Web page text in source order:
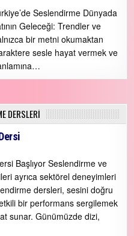
Seslendirme Dünyada
Geleceği: Trendler ve
bir metni okumaktan
sesle hayat vermek ve
DERSLERI
Başlıyor Seslendirme ve
ayrıca sektörel deneyimleri
dersleri, sesini doğru
bir performans sergilemek
sunar. Günümüzde dizi,